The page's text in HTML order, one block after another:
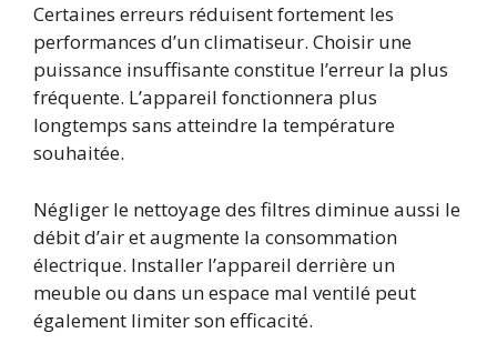
Certaines erreurs réduisent fortement les
performances d’un climatiseur. Choisir une
puissance insuffisante constitue l’erreur la plus
fréquente. L’appareil fonctionnera plus
longtemps sans atteindre la température
souhaitée.
Négliger le nettoyage des filtres diminue aussi le
débit d’air et augmente la consommation
électrique. Installer l’appareil derrière un
meuble ou dans un espace mal ventilé peut
également limiter son efficacité.